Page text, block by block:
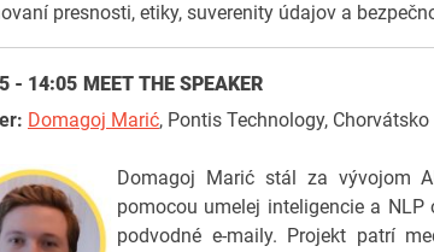
presnosti, etiky, suverenity údajov a
- 14:05 MEET THE SPEAKER
Domagoj Marić, Pontis Technology, Chorvátsko
Domagoj Marić stál za vývojom
pomocou umelej inteligencie a
podvodné e-maily. Projekt patrí